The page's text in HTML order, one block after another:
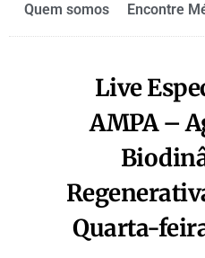
Quem somos Encontre
Live
AMPA –
Quarta-